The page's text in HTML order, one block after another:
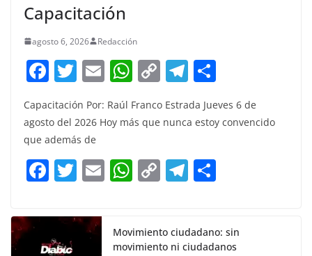
Capacitación
agosto 6, 2026 Redacción
F
a
c
e
b
o
k
T
itt
er
E
m
ai
W
at
A
p
C
p
Li
n
T
el
e
a
m
ar
e
Capacitación Por: Raúl Franco Estrada Jueves 6 de
agosto del 2026 Hoy más que nunca estoy convencido
que además de
F
c
e
T
itt
er
E W
s
C
y
T
gr e
Movimiento ciudadano: sin
movimiento ni ciudadanos